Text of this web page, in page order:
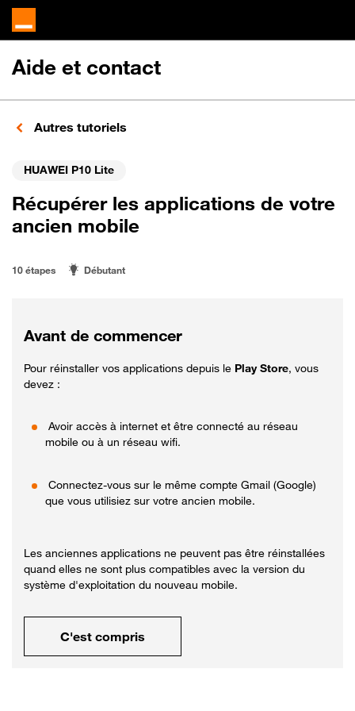
Aide et contact
Autres tutoriels
HUAWEI P10 Lite
Récupérer les applications de votre
ancien mobile
10 étapes Débutant
Avant de commencer
Pour réinstaller vos applications depuis le Play Store, vous
devez :
Avoir accès à internet et être connecté au réseau
mobile ou à un réseau wifi.
Connectez-vous sur le même compte Gmail (Google)
que vous utilisiez sur votre ancien mobile.
Les anciennes applications ne peuvent pas être réinstallées
quand elles ne sont plus compatibles avec la version du
système d'exploitation du nouveau mobile.
C'est compris